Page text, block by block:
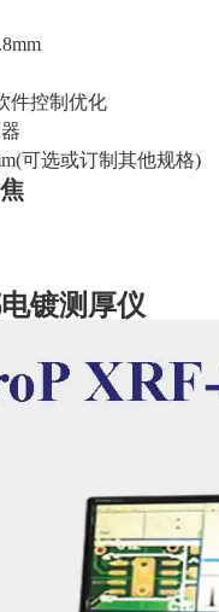
件控制优化
可选或订制其他规格)
镀测厚仪